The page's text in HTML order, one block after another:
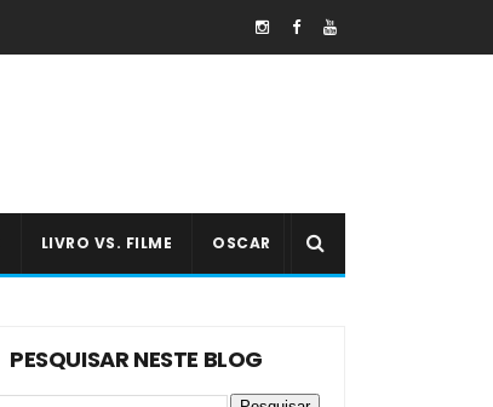
LIVRO VS. FILME OSCAR
PESQUISAR NESTE BLOG